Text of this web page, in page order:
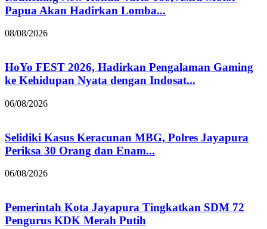
Papua Akan Hadirkan Lomba...
08/08/2026
HoYo FEST 2026, Hadirkan Pengalaman Gaming
ke Kehidupan Nyata dengan Indosat...
06/08/2026
Selidiki Kasus Keracunan MBG, Polres Jayapura
Periksa 30 Orang dan Enam...
06/08/2026
Pemerintah Kota Jayapura Tingkatkan SDM 72
Pengurus KDK Merah Putih